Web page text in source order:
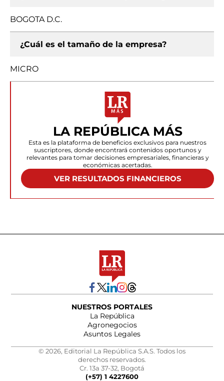
BOGOTA D.C.
¿Cuál es el tamaño de la empresa?
MICRO
LA REPÚBLICA MÁS
Esta es la plataforma de beneficios exclusivos para nuestros
suscriptores, donde encontrará contenidos oportunos y
relevantes para tomar decisiones empresariales, financieras y
económicas acertadas.
VER RESULTADOS FINANCIEROS
NUESTROS PORTALES
La República
Agronegocios
Asuntos Legales
© 2026, Editorial La República S.A.S. Todos los
derechos reservados.
Cr. 13a 37-32, Bogotá
(+57) 1 4227600